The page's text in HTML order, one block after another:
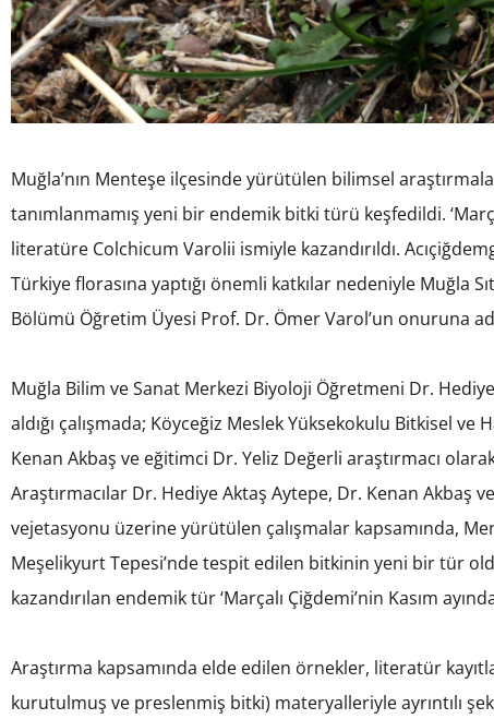
Muğla’nın Menteşe ilçesinde yürütülen bilimsel
tanımlanmamış yeni bir endemik bitki türü keşfedildi.
literatüre Colchicum Varolii ismiyle kazandırıldı.
Türkiye florasına yaptığı önemli katkılar nedeniyle Muğla
Bölümü Öğretim Üyesi Prof. Dr. Ömer Varol’un onuruna
Muğla Bilim ve Sanat Merkezi Biyoloji Öğretmeni Dr.
aldığı çalışmada; Köyceğiz Meslek Yüksekokulu Bitkisel
Kenan Akbaş ve eğitimci Dr. Yeliz Değerli araştırmacı
Araştırmacılar Dr. Hediye Aktaş Aytepe, Dr. Kenan Akbaş
vejetasyonu üzerine yürütülen çalışmalar kapsamında,
Meşelikyurt Tepesi’nde tespit edilen bitkinin yeni bir tür
kazandırılan endemik tür ‘Marçalı Çiğdemi’nin Kasım
Araştırma kapsamında elde edilen örnekler, literatür
kurutulmuş ve preslenmiş bitki) materyalleriyle ayrıntılı